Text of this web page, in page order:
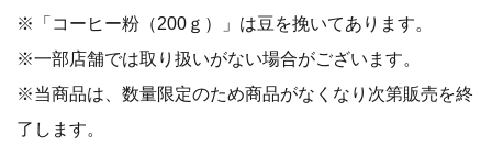
※「コーヒー粉（200ｇ）」は豆を挽いてあります。
※一部店舗では取り扱いがない場合がございます。
※当商品は、数量限定のため商品がなくなり次第販売を終
了します。